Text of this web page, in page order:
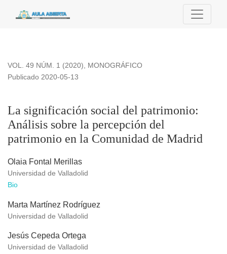
La significación social del patrimonio: Análisis sobre la
VOL. 49 NÚM. 1 (2020), MONOGRÁFICO
La significación social del patrimonio:
Análisis sobre la percepción del
patrimonio en la Comunidad de Madrid
Publicado 2020-05-13
Olaia Fontal Merillas
Universidad de Valladolid
Bio
Marta Martínez Rodríguez
Universidad de Valladolid
Jesús Cepeda Ortega
Universidad de Valladolid